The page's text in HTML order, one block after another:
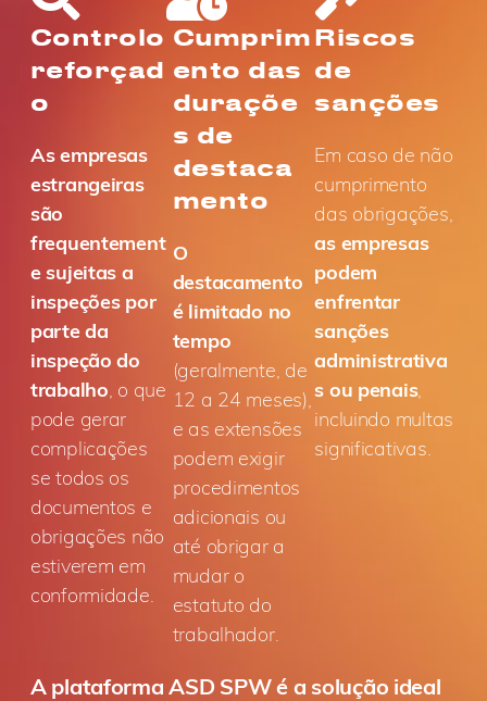
Controlo
reforçad
o
As empresas
estrangeiras
são
frequentement
e sujeitas a
inspeções por
parte da
inspeção do
trabalho, o que
pode gerar
complicações
se todos os
documentos e
obrigações não
estiverem em
conformidade.
Cumprim
ento das
duraçõe
s de
destaca
mento
O
destacamento
é limitado no
tempo
(geralmente, de
12 a 24 meses),
e as extensões
podem exigir
procedimentos
adicionais ou
até obrigar a
mudar o
estatuto do
trabalhador.
Riscos
de
sanções
Em caso de não
cumprimento
das obrigações,
as empresas
podem
enfrentar
sanções
administrativa
s ou penais,
incluindo multas
significativas.
A plataforma ASD SPW é a solução ideal